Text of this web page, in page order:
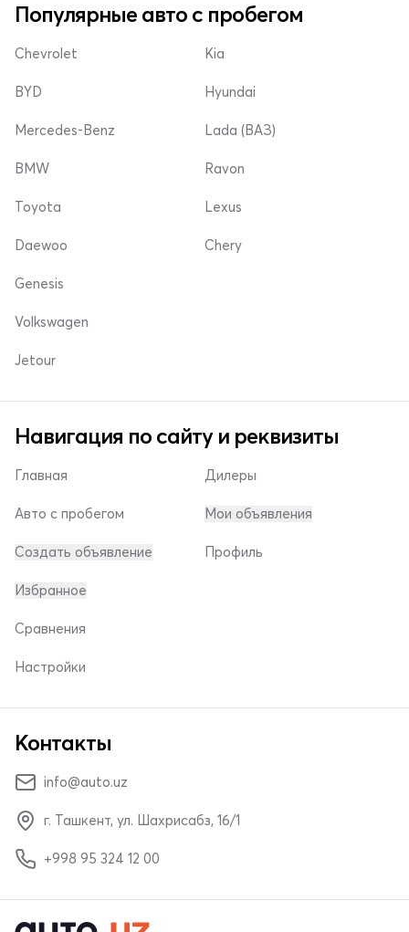
Популярные авто с пробегом
Chevrolet
BYD
Mercedes-Benz
Kia
Hyundai
Lada (ВАЗ)
BMW
Toyota
Daewoo
Ravon
Lexus
Chery
Genesis
Volkswagen
Jetour
Навигация по сайту и реквизиты
Главная
Авто с пробегом
Создать объявление
Дилеры
Мои объявления
Профиль
Избранное
Сравнения
Настройки
Контакты
info@auto.uz
г. Ташкент, ул. Шахрисабз, 16/1
+998 95 324 12 00